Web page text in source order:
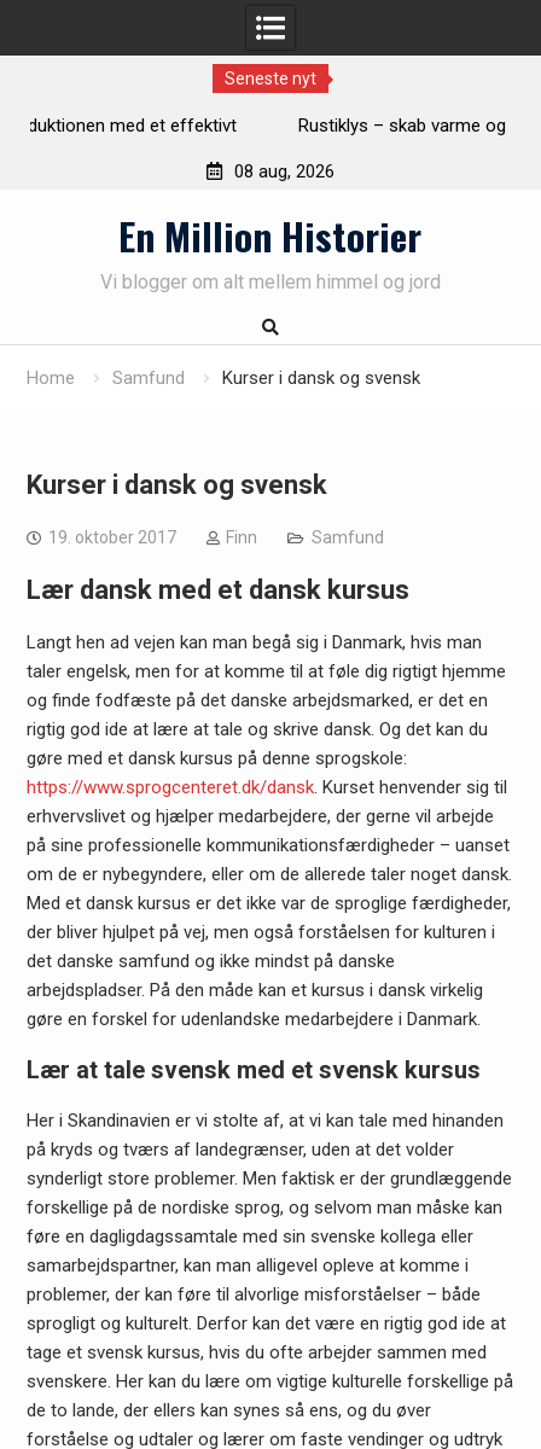
Seneste nyt
Rustiklys – skab varme og hygge i dit hjem med naturligt
08 aug, 2026
En Million Historier
Vi blogger om alt mellem himmel og jord
Home Samfund Kurser i dansk og svensk
Kurser i dansk og svensk
19. oktober 2017 Finn Samfund
Lær dansk med et dansk kursus
Langt hen ad vejen kan man begå sig i Danmark, hvis man
taler engelsk, men for at komme til at føle dig rigtigt hjemme
og finde fodfæste på det danske arbejdsmarked, er det en
rigtig god ide at lære at tale og skrive dansk. Og det kan du
gøre med et dansk kursus på denne sprogskole:
https://www.sprogcenteret.dk/dansk. Kurset henvender sig til
erhvervslivet og hjælper medarbejdere, der gerne vil arbejde
på sine professionelle kommunikationsfærdigheder – uanset
om de er nybegyndere, eller om de allerede taler noget dansk.
Med et dansk kursus er det ikke var de sproglige færdigheder,
der bliver hjulpet på vej, men også forståelsen for kulturen i
det danske samfund og ikke mindst på danske
arbejdspladser. På den måde kan et kursus i dansk virkelig
gøre en forskel for udenlandske medarbejdere i Danmark.
Lær at tale svensk med et svensk kursus
Her i Skandinavien er vi stolte af, at vi kan tale med hinanden
på kryds og tværs af landegrænser, uden at det volder
synderligt store problemer. Men faktisk er der grundlæggende
forskellige på de nordiske sprog, og selvom man måske kan
føre en dagligdagssamtale med sin svenske kollega eller
samarbejdspartner, kan man alligevel opleve at komme i
problemer, der kan føre til alvorlige misforståelser – både
sprogligt og kulturelt. Derfor kan det være en rigtig god ide at
tage et svensk kursus, hvis du ofte arbejder sammen med
svenskere. Her kan du lære om vigtige kulturelle forskellige på
de to lande, der ellers kan synes så ens, og du øver
forståelse og udtaler og lærer om faste vendinger og udtryk